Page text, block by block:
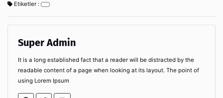
Etiketler :
Super Admin
It is a long established fact that a reader will be distracted by the
readable content of a page when looking at its layout. The point of
using Lorem Ipsum